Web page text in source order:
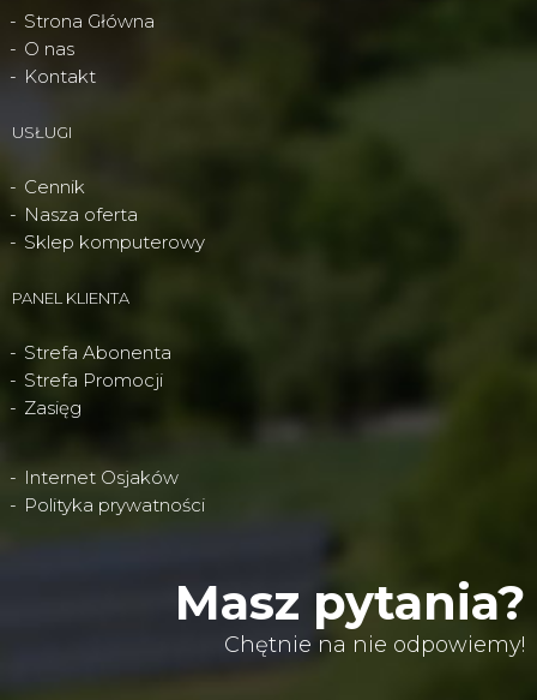
Strona Główna
O nas
Kontakt
USŁUGI
Cennik
Nasza oferta
Sklep komputerowy
PANEL KLIENTA
Strefa Abonenta
Strefa Promocji
Zasięg
Internet Osjaków
Polityka prywatności
Masz pytania?
Chętnie na nie odpowiemy!